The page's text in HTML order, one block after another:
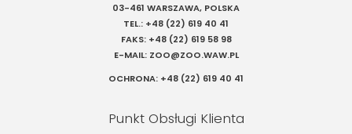
03-461 WARSZAWA, POLSKA
TEL.: +48 (22) 619 40 41
FAKS: +48 (22) 619 58 98
E-MAIL: ZOO@ZOO.WAW.PL
OCHRONA: +48 (22) 619 40 41
Punkt Obsługi Klienta